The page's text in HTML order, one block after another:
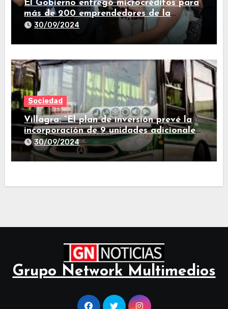
El Gobierno entregó microcréditos para
más de 200 emprendedores de la
provincia
30/09/2024
Sociedad
Villagra: “El plan de inversión prevé la
incorporación de 9 unidades adicionales
para 2025″
30/09/2024
Grupo Network Multimedios